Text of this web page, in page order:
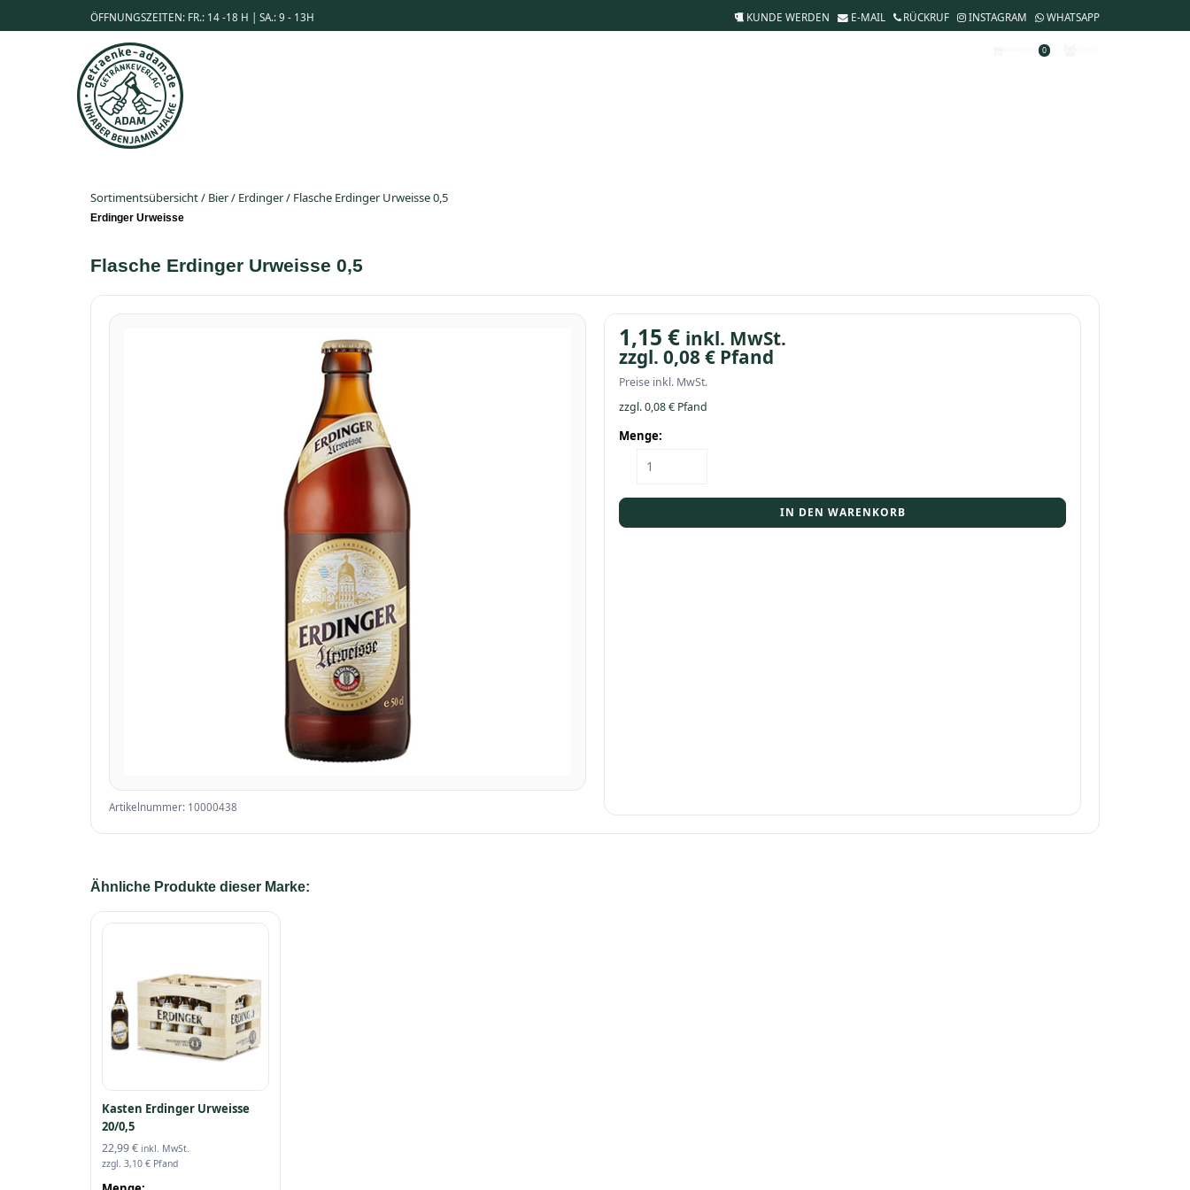
ÖFFNUNGSZEITEN: FR.: 14 -18 H | SA.: 9 - 13H KUNDE WERDEN E-MAIL RÜCKRUF INSTAGRAM WHATSAPP
0
Sortimentsübersicht/ Bier/ Erdinger/ Flasche Erdinger Urweisse 0,5
Erdinger Urweisse
Flasche Erdinger Urweisse 0,5
Artikelnummer: 10000438
1,15 € inkl. MwSt.
zzgl. 0,08 € Pfand
Preise inkl. MwSt.
zzgl.0,08€ Pfand
Menge:
Flasche
Erdinger
Menge
IN DEN WARENKORB
Ähnliche Produkte dieser Marke:
Kasten Erdinger Urweisse
20/0,5
22,99€ inkl. MwSt.
zzgl. 3,10 € Pfand